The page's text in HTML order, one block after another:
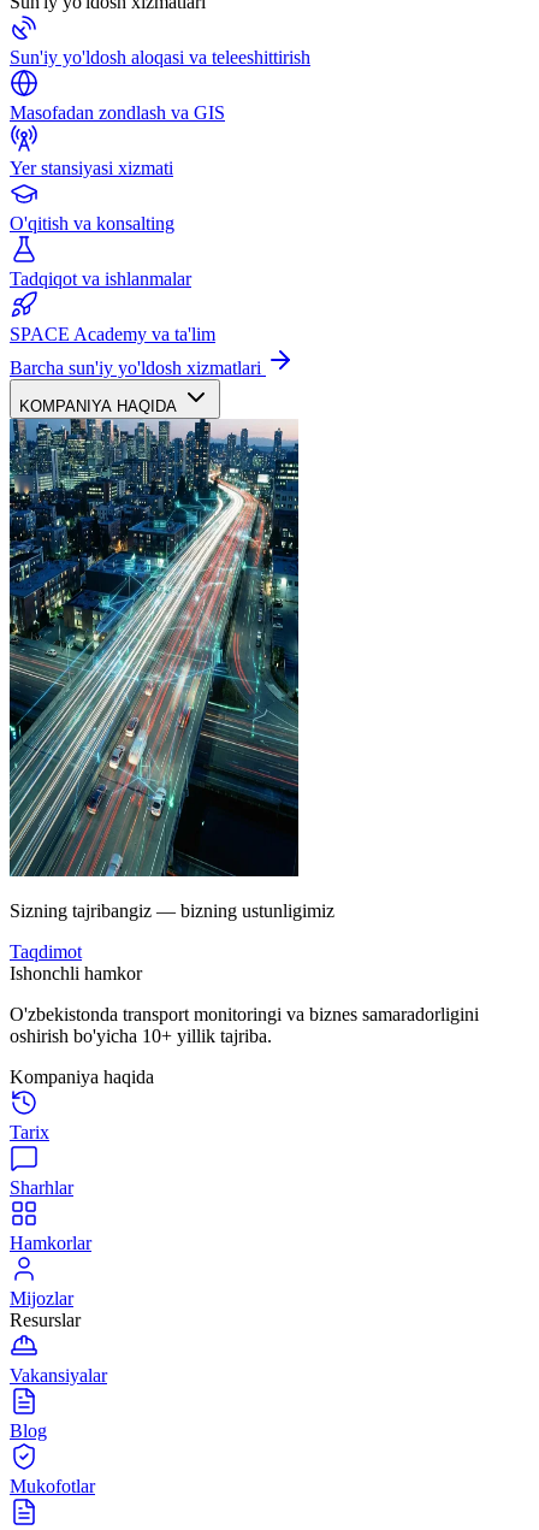
Sun'iy yo'ldosh aloqasi va teleeshittirish
Masofadan zondlash va GIS
Yer stansiyasi xizmati
O'qitish va konsalting
Tadqiqot va ishlanmalar
SPACE Academy va ta'lim
Barcha sun'iy yo'ldosh xizmatlari
KOMPANIYA HAQIDA
Sizning tajribangiz — bizning ustunligimiz
Taqdimot
Ishonchli hamkor
O'zbekistonda transport monitoringi va biznes samaradorligini
oshirish bo'yicha 10+ yillik tajriba.
Kompaniya haqida
Tarix
Sharhlar
Hamkorlar
Mijozlar
Resurslar
Vakansiyalar
Blog
Mukofotlar